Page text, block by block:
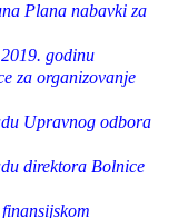
Plana nabavki za
godinu
za organizovanje
Upravnog odbora
direktora Bolnice